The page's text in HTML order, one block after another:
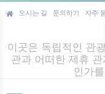
오시는 길 문의하기 자주
이곳은 독립적인 관
관과 어떠한 제휴
인가